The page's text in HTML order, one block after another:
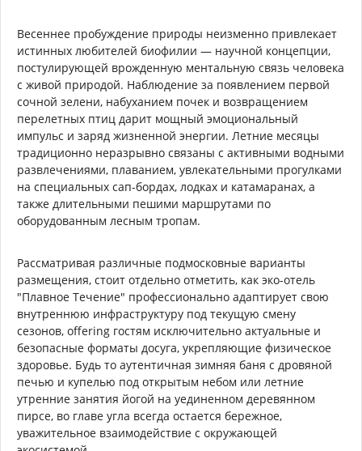
Весеннее пробуждение природы неизменно привлекает
истинных любителей биофилии — научной концепции,
постулирующей врожденную ментальную связь человека
с живой природой. Наблюдение за появлением первой
сочной зелени, набуханием почек и возвращением
перелетных птиц дарит мощный эмоциональный
импульс и заряд жизненной энергии. Летние месяцы
традиционно неразрывно связаны с активными водными
развлечениями, плаванием, увлекательными прогулками
на специальных сап-бордах, лодках и катамаранах, а
также длительными пешими маршрутами по
оборудованным лесным тропам.
Рассматривая различные подмосковные варианты
размещения, стоит отдельно отметить, как эко-отель
"Плавное Течение" профессионально адаптирует свою
внутреннюю инфраструктуру под текущую смену
сезонов, offering гостям исключительно актуальные и
безопасные форматы досуга, укрепляющие физическое
здоровье. Будь то аутентичная зимняя баня с дровяной
печью и купелью под открытым небом или летние
утренние занятия йогой на уединенном деревянном
пирсе, во главе угла всегда остается бережное,
уважительное взаимодействие с окружающей